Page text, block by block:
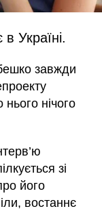
Україні.
завжди
нічого
зі
його
востаннє